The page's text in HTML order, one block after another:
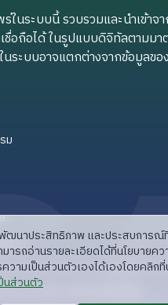
ในระบบนี้ รวบรวมและนำเข้า
ชื่อถือได้ ในรูปแบบดิจิทัลตามม
ระบบอาจแตกต่างจากข้อมูลข
ม
งความรู้
คำถามที่พบบ่อย
ฒนาAPI สำหรับนักพัฒนา
วก: สำนักงานพัฒนาการวิจัย
ฒนาประสิทธิภาพ และประสบการณ์
รถอ่านรายละเอียดได้ที่นโยบายคว
วามเป็นส่วนตัวเองได้เองโดยคลิก
นส่วนตัว